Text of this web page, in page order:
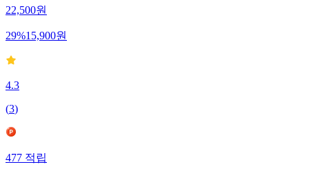
22,500원
29%15,900원
4.3
(3)
477적립